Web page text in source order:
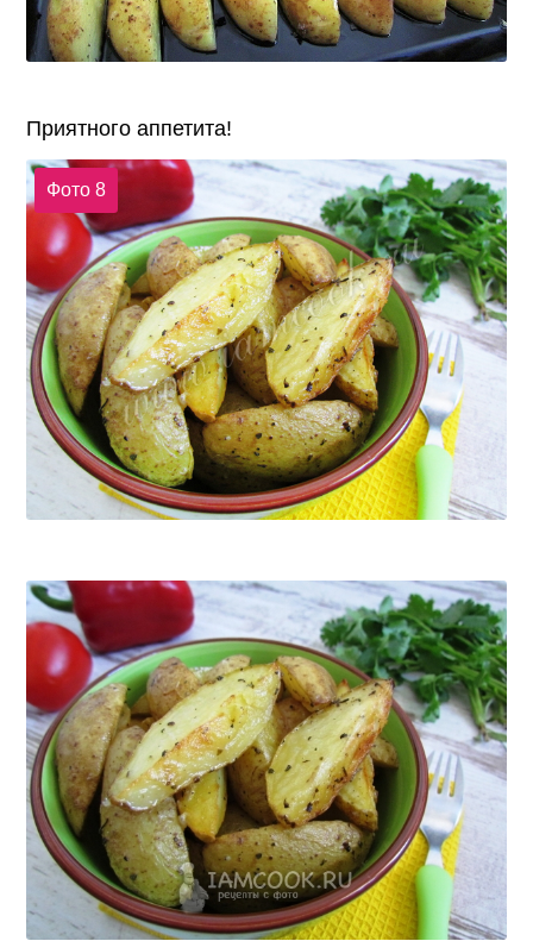
Приятного аппетита!
Фото 8